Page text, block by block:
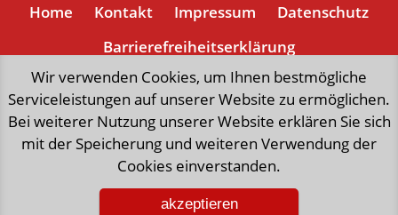
Home Kontakt Impressum
Datenschutz
Barrierefreiheitserklärung
„natürlich weniger Mist“,eine Initiative der Stadt Wien,
forciert richtungsweisende Aktivitäten
zur Schonung wertvoller Ressourcen und
Wir verwenden Cookies, um Ihnen bestmögliche
Serviceleistungen auf unserer Website zu ermöglichen.
Bei weiterer Nutzung unserer Website erklären Sie sich
mit der Speicherung und weiteren Verwendung der
Cookies einverstanden.
akzeptieren